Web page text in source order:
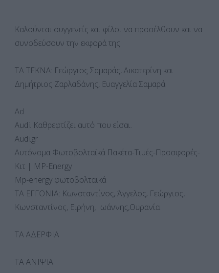
Καλούνται συγγενείς και φίλοι να προσέλθουν και να
συνοδεύσουν την εκφορά της.
ΤΑ ΤΕΚΝΑ: Γεώργιος Σαμαράς, Αικατερίνη και
Δημήτριος Ζαρλαδάνης, Ευαγγελία Σαμαρά
Ad
Audi. Καθρεφτίζει αυτό που είσαι.
Audi.gr
Αυτόνομα Φωτοβολταϊκά Πακέτα-Τιμές-Προσφορές-
Κιτ | MP-Energy
Mp-energy φωτοβολταϊκά
ΤΑ ΕΓΓΟΝΙΑ: Κωνσταντίνος, Άγγελος, Γεώργιος,
Κωνσταντίνος, Ειρήνη, Ιωάννης,Ουρανία
ΤΑ ΑΔΕΡΦΙΑ
ΤΑ ΑΝΙΨΙΑ